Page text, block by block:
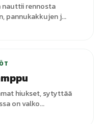
nauttii rennosta
pannukakkujen j...
hiukset, sytyttää
on valko...